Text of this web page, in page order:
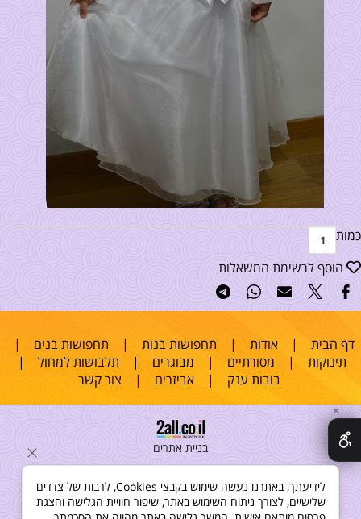
כמות
הוסף לרשימת המשאלות
דף הבית |אודות | תחפושות בנות | תחפושות בנים |
תינוקות | מסורתיים | מבוגרים | תלבושות למחול |
בובות ענק |אביזרים | צור קשר
בניית אתרים
✕
לידיעתך, באתרנו נעשה שימוש בקבצי Cookies, לרבות של צדדים
שלישיים, לצורך ניתוח השימוש באתר, שיפור חוויית הגלישה והצגת